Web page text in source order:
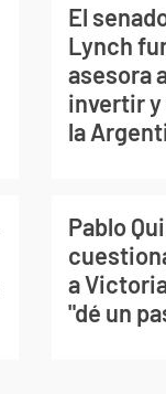
El
Lynch
asesora
invertir
la
Pablo
a
"dé un